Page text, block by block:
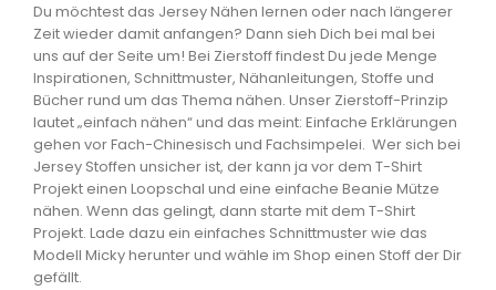
Du möchtest das Jersey Nähen lernen oder nach längerer
Zeit wieder damit anfangen? Dann sieh Dich bei mal bei
uns auf der Seite um! Bei Zierstoff findest Du jede Menge
Inspirationen, Schnittmuster, Nähanleitungen, Stoffe und
Bücher rund um das Thema nähen. Unser Zierstoff-Prinzip
lautet „einfach nähen“ und das meint: Einfache Erklärungen
gehen vor Fach-Chinesisch und Fachsimpelei. Wer sich bei
Jersey Stoffen unsicher ist, der kann ja vor dem T-Shirt
Projekt einen Loopschal und eine einfache Beanie Mütze
nähen. Wenn das gelingt, dann starte mit dem T-Shirt
Projekt. Lade dazu ein einfaches Schnittmuster wie das
Modell Micky herunter und wähle im Shop einen Stoff der Dir
gefällt.